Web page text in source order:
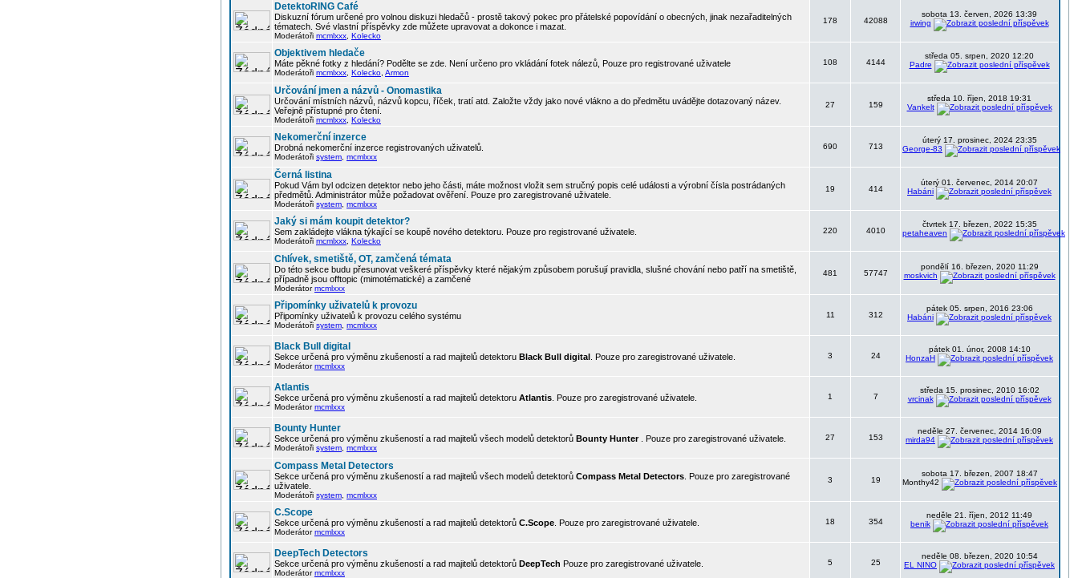
DetektoRING Café
Diskuzní fórum určené pro volnou diskuzi hledačů - prostě takový pokec pro přátelské popovídání o obecných, jinak nezařaditelných
tématech. Své vlastní příspěvky zde můžete upravovat a dokonce i mazat.
Moderátoři mcmlxxx Kolecko
178 42088
sobota 13. červen, 2026 13:39
irwing
Objektivem hledače
Máte pěkné fotky z hledání? Podělte se zde. Není určeno pro vkládání fotek nálezů, Pouze pro registrované uživatele
Moderátoři mcmlxxx Kolecko Armon
108 4144
středa 05. srpen, 2020 12:20
Padre
Určování jmen a názvů - Onomastika
Určování místních názvů, názvů kopcu, říček, tratí atd. Založte vždy jako nové vlákno a do předmětu uvádějte dotazovaný název.
Veřejně přístupné pro čtení.
Moderátoři mcmlxxx Kolecko
27 159
středa 10. říjen, 2018 19:31
Vankelt
Nekomerční inzerce
Drobná nekomerční inzerce registrovaných uživatelů.
Moderátoři system mcmlxxx
690 713
úterý 17. prosinec, 2024 23:35
George-83
Černá listina
Pokud Vám byl odcizen detektor nebo jeho části, máte možnost vložit sem stručný popis celé události a výrobní čísla postrádaných
předmětů. Administrátor může požadovat ověření. Pouze pro zaregistrované uživatele.
Moderátoři system mcmlxxx
19 414
úterý 01. červenec, 2014 20:07
Habáni
Jaký si mám koupit detektor?
Sem zakládejte vlákna týkající se koupě nového detektoru. Pouze pro registrované uživatele.
Moderátoři mcmlxxx Kolecko
220 4010
čtvrtek 17. březen, 2022 15:35
petaheaven
Chlívek, smetiště, OT, zamčená témata
Do této sekce budu přesunovat veškeré příspěvky které nějakým způsobem porušují pravidla, slušné chování nebo patří na smetiště,
případně jsou offtopic (mimotématické) a zamčené
Moderátormcmlxxx
481 57747
pondělí 16. březen, 2020 11:29
moskvich
Připomínky uživatelů k provozu
Připomínky uživatelů k provozu celého systému
Moderátoři system mcmlxxx
11 312
pátek 05. srpen, 2016 23:06
Habáni
Black Bull digital
Sekce určená pro výměnu zkušeností a rad majitelů detektoru Black Bull digital . Pouze pro zaregistrované uživatele.
Moderátormcmlxxx
3 24
pátek 01. únor, 2008 14:10
HonzaH
Atlantis
Sekce určená pro výměnu zkušeností a rad majitelů detektoru Atlantis . Pouze pro zaregistrované uživatele.
Moderátormcmlxxx
1 7
středa 15. prosinec, 2010 16:02
vrcinak
Bounty Hunter
Sekce určená pro výměnu zkušeností a rad majitelů všech modelů detektorů Bounty Hunter . Pouze pro zaregistrované uživatele.
Moderátoři system mcmlxxx
27 153
neděle 27. červenec, 2014 16:09
mirda94
Compass Metal Detectors
Sekce určená pro výměnu zkušeností a rad majitelů všech modelů detektorů Compass Metal Detectors . Pouze pro zaregistrované
uživatele.
Moderátoři system mcmlxxx
3 19
sobota 17. březen, 2007 18:47
Monthy42
C.Scope
Sekce určená pro výměnu zkušeností a rad majitelů detektorů C.Scope . Pouze pro zaregistrované uživatele.
Moderátormcmlxxx
18 354
neděle 21. říjen, 2012 11:49
benik
DeepTech Detectors
Sekce určená pro výměnu zkušeností a rad majitelů detektorů DeepTech Pouze pro zaregistrované uživatele.
Moderátormcmlxxx
5 25
neděle 08. březen, 2020 10:54
EL NINO